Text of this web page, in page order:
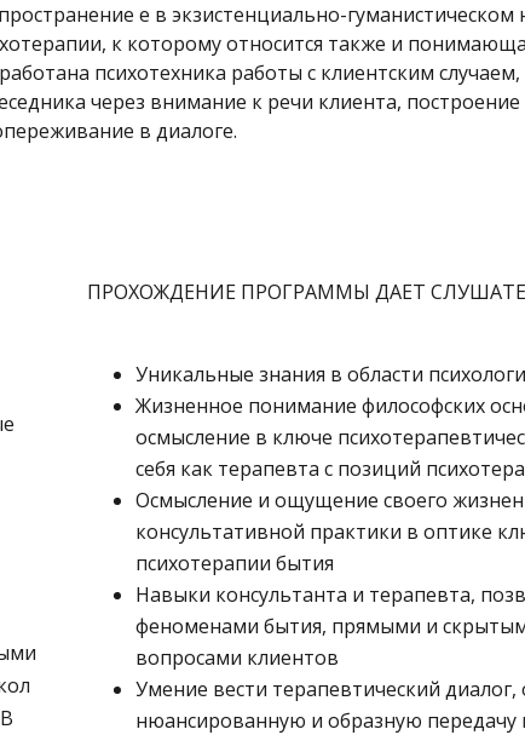
е в экзистенциально-гуманистическом
к которому относится также и
психотехника работы с клиентским
через внимание к речи клиента,
в диалоге.
ПРОХОЖДЕНИЕ ПРОГРАММЫ ДАЕТ
Уникальные знания в области
Жизненное понимание философских
осмысление в ключе
себя как терапевта с позиций
Осмысление и ощущение своего
консультативной практики в оптике
психотерапии бытия
Навыки консультанта и терапевта,
феноменами бытия, прямыми и
вопросами клиентов
Умение вести терапевтический диалог,
нюансированную и образную передачу